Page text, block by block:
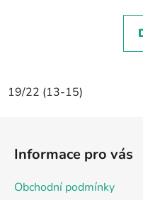
19/22 (13-15)
Informace pro vás
Obchodní podmínky